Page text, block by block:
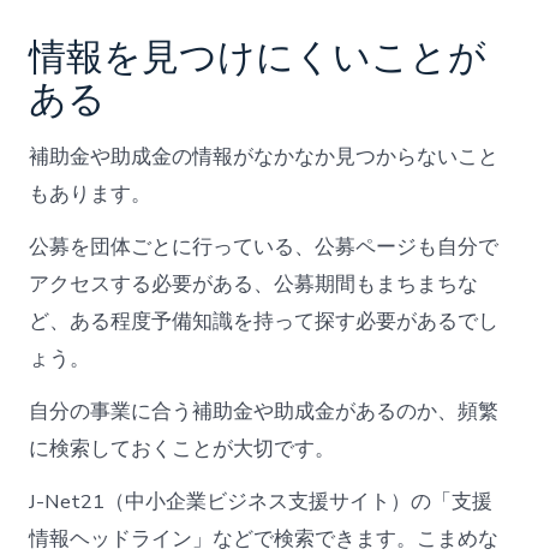
情報を見つけにくいことが
ある
補助金や助成金の情報がなかなか見つからないこと
もあります。
公募を団体ごとに行っている、公募ページも自分で
アクセスする必要がある、公募期間もまちまちな
ど、ある程度予備知識を持って探す必要があるでし
ょう。
自分の事業に合う補助金や助成金があるのか、頻繁
に検索しておくことが大切です。
J-Net21（中小企業ビジネス支援サイト）の「支援
情報ヘッドライン」などで検索できます。こまめな